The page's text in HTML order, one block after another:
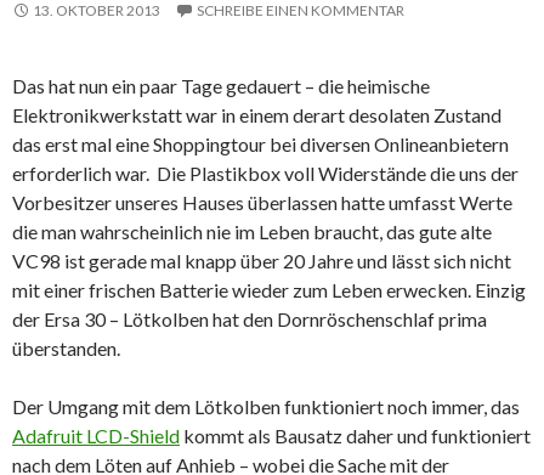
13. OKTOBER 2013 SCHREIBE EINEN KOMMENTAR
Das hat nun ein paar Tage gedauert – die heimische
Elektronikwerkstatt war in einem derart desolaten Zustand
das erst mal eine Shoppingtour bei diversen Onlineanbietern
erforderlich war. Die Plastikbox voll Widerstände die uns der
Vorbesitzer unseres Hauses überlassen hatte umfasst Werte
die man wahrscheinlich nie im Leben braucht, das gute alte
VC98 ist gerade mal knapp über 20 Jahre und lässt sich nicht
mit einer frischen Batterie wieder zum Leben erwecken. Einzig
der Ersa 30 – Lötkolben hat den Dornröschenschlaf prima
überstanden.
Der Umgang mit dem Lötkolben funktioniert noch immer, das
Adafruit LCD-Shield kommt als Bausatz daher und funktioniert
nach dem Löten auf Anhieb – wobei die Sache mit der